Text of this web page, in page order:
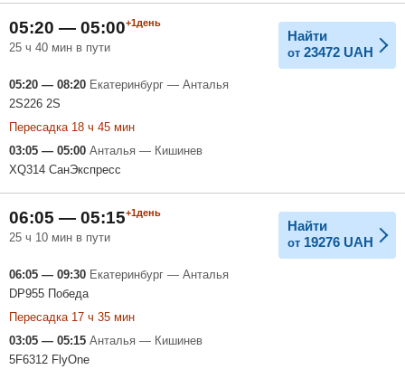
05:20 — 05:00+1день
25 ч 40 мин в пути
Найти
от 23472 UAH
05:20 — 08:20 Екатеринбург — Анталья
2S226 2S
Пересадка 18 ч 45 мин
03:05 — 05:00 Анталья — Кишинев
XQ314 СанЭкспресс
06:05 — 05:15+1день
25 ч 10 мин в пути
Найти
от 19276 UAH
06:05 — 09:30 Екатеринбург — Анталья
DP955 Победа
Пересадка 17 ч 35 мин
03:05 — 05:15 Анталья — Кишинев
5F6312 FlyOne